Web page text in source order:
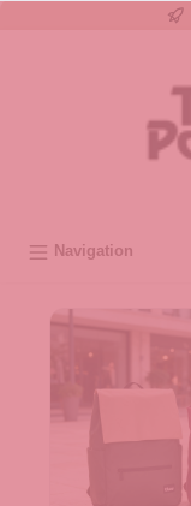
Navigation